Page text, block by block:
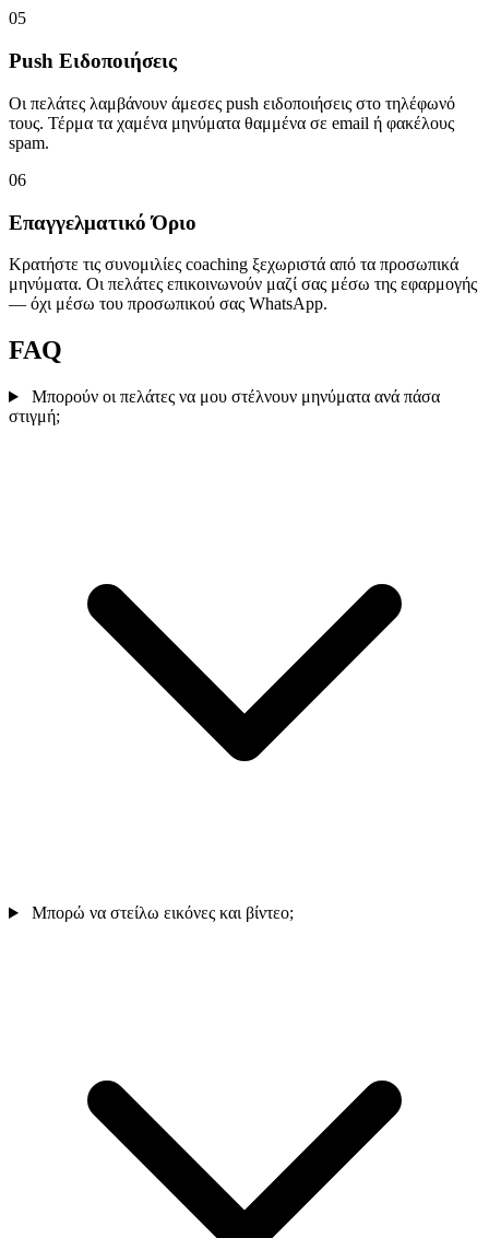
05
Push Ειδοποιήσεις
Οι πελάτες λαμβάνουν άμεσες push ειδοποιήσεις στο τηλέφωνό
τους. Τέρμα τα χαμένα μηνύματα θαμμένα σε email ή φακέλους
spam.
06
Επαγγελματικό Όριο
Κρατήστε τις συνομιλίες coaching ξεχωριστά από τα προσωπικά
μηνύματα. Οι πελάτες επικοινωνούν μαζί σας μέσω της εφαρμογής
— όχι μέσω του προσωπικού σας WhatsApp.
FAQ
Μπορούν οι πελάτες να μου στέλνουν μηνύματα ανά πάσα
στιγμή;
Μπορώ να στείλω εικόνες και βίντεο;